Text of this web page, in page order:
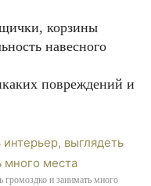
корзины
навесного
повреждений и
громоздко и занимать много